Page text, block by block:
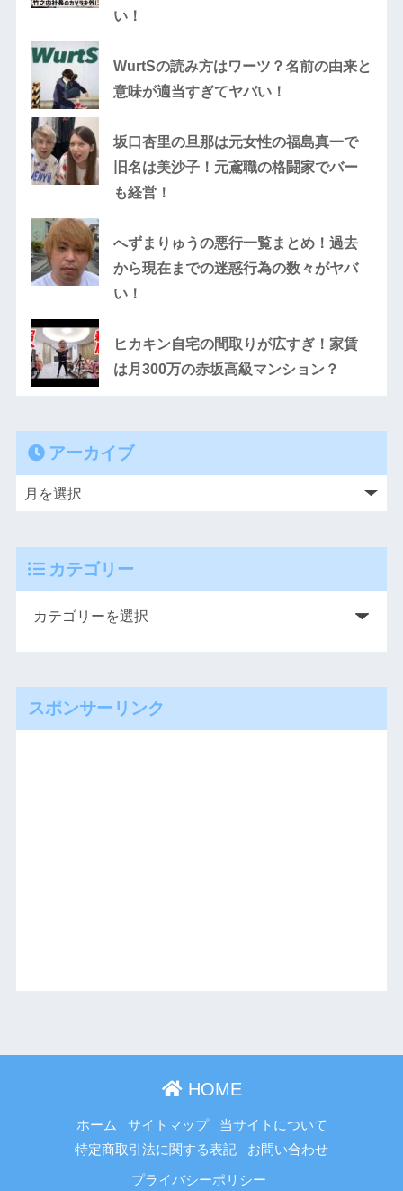
い！
WurtSの読み方はワーツ？名前の由来と
意味が適当すぎてヤバい！
坂口杏里の旦那は元女性の福島真一で
旧名は美沙子！元鳶職の格闘家でバー
も経営！
へずまりゅうの悪行一覧まとめ！過去
から現在までの迷惑行為の数々がヤバ
い！
ヒカキン自宅の間取りが広すぎ！家賃
は月300万の赤坂高級マンション？
アーカイブ
カテゴリー
スポンサーリンク
HOME
ホーム サイトマップ
当サイトについて
特定商取引法に関する表記
お問い合わせ
プライバシーポリシー